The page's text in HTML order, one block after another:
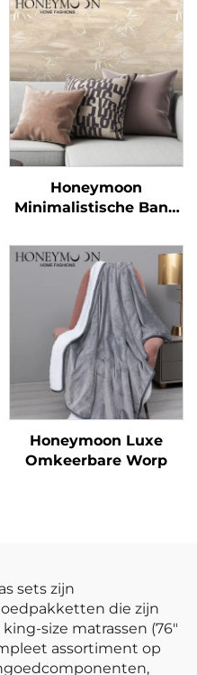
Honeymoon
Minimalistische Bank
Velours Comfort
Honeymoon Luxe
Omkeerbare Worp
sets zijn
die zijn
size matrassen (76"
assortiment op